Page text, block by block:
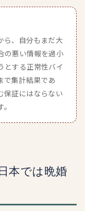
ら、自分もまだ大
の悪い情報を過小
とする正常性バイ
で集計結果であ
保証にはならない
本では晩婚